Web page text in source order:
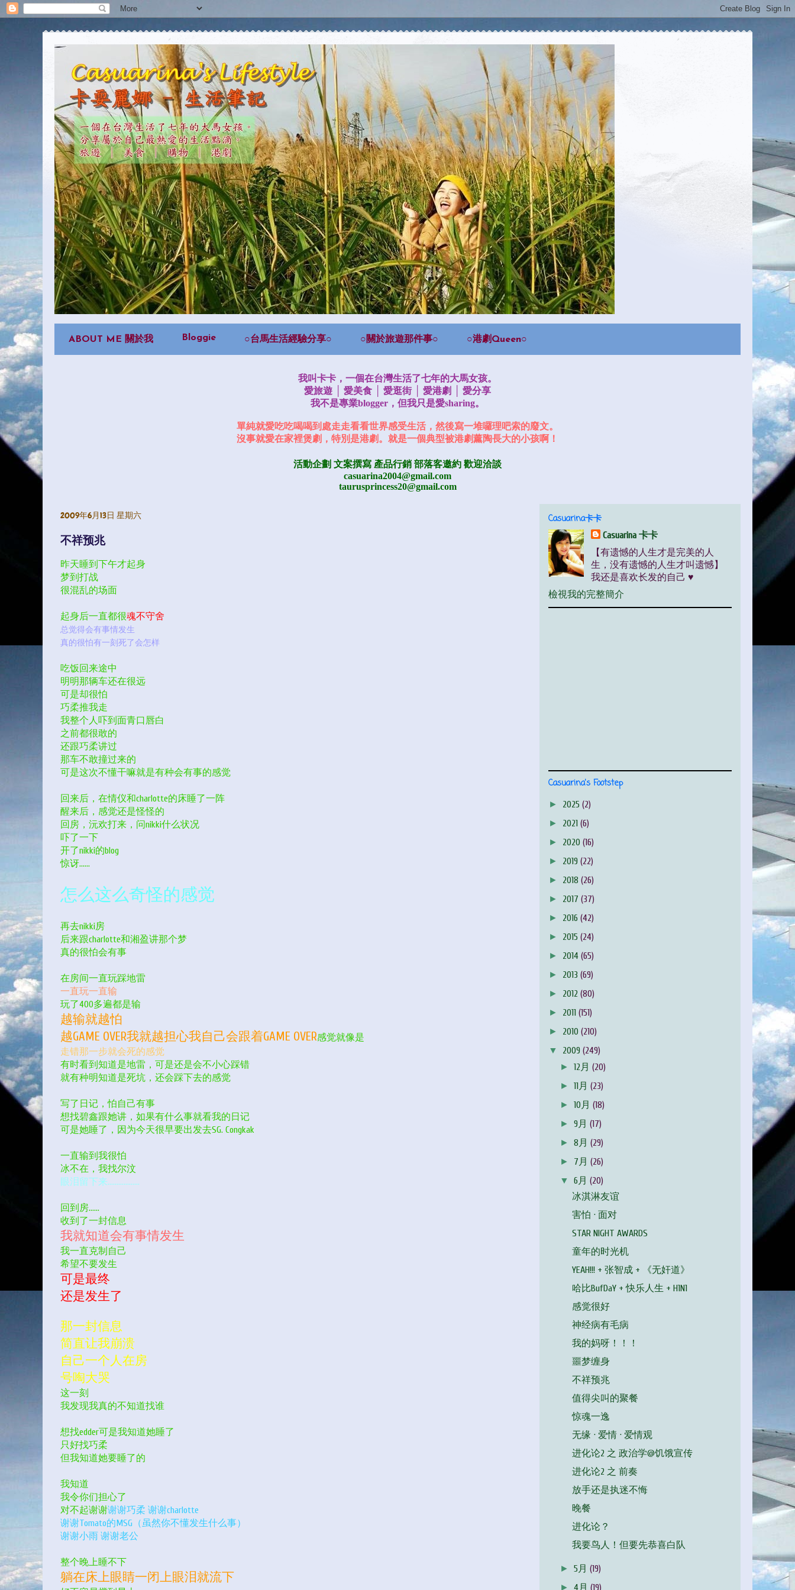
ABOUT ME 關於我 Bloggie ○台馬生活經驗分享○ ○關於旅遊那件事○ ○港劇Queen○
我叫卡卡，一個在台灣生活了七年的大馬女孩。
愛旅遊 │ 愛美食 │ 愛逛街 │ 愛港劇 │ 愛分享
我不是專業blogger，但我只是愛sharing。
單純就愛吃吃喝喝到處走走看看世界感受生活，然後寫一堆囉理吧索的廢文。
沒事就愛在家裡煲劇，特別是港劇。就是一個典型被港劇薰陶長大的小孩啊！
活動企劃 文案撰寫 產品行銷 部落客邀約 歡迎洽談
casuarina2004@gmail.com
taurusprincess20@gmail.com
2009年6月13日 星期六
不祥预兆
昨天睡到下午才起身
梦到打战
很混乱的场面
起身后一直都很魂不守舍
总觉得会有事情发生
真的很怕有一刻死了会怎样
吃饭回来途中
明明那辆车还在很远
可是却很怕
巧柔推我走
我整个人吓到面青口唇白
之前都很敢的
还跟巧柔讲过
那车不敢撞过来的
可是这次不懂干嘛就是有种会有事的感觉
回来后，在情仪和charlotte的床睡了一阵
醒来后，感觉还是怪怪的
回房，沅欢打来，问nikki什么状况
吓了一下
开了nikki的blog
惊讶……
怎么这么奇怪的感觉
再去nikki房
后来跟charlotte和湘盈讲那个梦
真的很怕会有事
在房间一直玩踩地雷
一直玩一直输
玩了400多遍都是输
越输就越怕
越GAME OVER我就越担心我自己会跟着GAME OVER感觉就像是
走错那一步就会死的感觉
有时看到知道是地雷，可是还是会不小心踩错
就有种明知道是死坑，还会踩下去的感觉
写了日记，怕自己有事
想找碧鑫跟她讲，如果有什么事就看我的日记
可是她睡了，因为今天很早要出发去SG. Congkak
一直输到我很怕
冰不在，我找尔汶
眼泪留下来………………
回到房……
收到了一封信息
我就知道会有事情发生
我一直克制自己
希望不要发生
可是最终
还是发生了
那一封信息
简直让我崩溃
自己一个人在房
号啕大哭
这一刻
我发现我真的不知道找谁
想找edder可是我知道她睡了
只好找巧柔
但我知道她要睡了的
我知道
我令你们担心了
对不起谢谢谢谢巧柔 谢谢charlotte
谢谢Tomato的MSG（虽然你不懂发生什么事）
谢谢小雨 谢谢老公
整个晚上睡不下
躺在床上眼睛一闭上眼泪就流下
Casuarina卡卡
Casuarina 卡卡
【有遗憾的人生才是完美的人
生，没有遗憾的人生才叫遗憾】
我还是喜欢长发的自己 ♥
檢視我的完整簡介
Casuarina's Footstep
► 2025 (2)
► 2021 (6)
► 2020 (16)
► 2019 (22)
► 2018 (26)
► 2017 (37)
► 2016 (42)
► 2015 (24)
► 2014 (65)
► 2013 (69)
► 2012 (80)
► 2011 (151)
► 2010 (210)
▼ 2009 (249)
►12月(20)
►11月(23)
►10月(18)
►9月(17)
►8月(29)
► 7月(26)
▼6月(20)
冰淇淋友谊
害怕 · 面对
STAR NIGHT AWARDS
童年的时光机
YEAH!!! + 张智成 + 《无奸道》
哈比BufDaY + 快乐人生 + H1N1
感觉很好
神经病有毛病
我的妈呀！！！
噩梦缠身
不祥预兆
值得尖叫的聚餐
惊魂一逸
无缘 · 爱情 · 爱情观
进化论2 之 政治学@饥饿宣传
进化论2 之 前奏
放手还是执迷不悔
晚餐
进化论？
我要鸟人！但要先恭喜白队
►5月(19)
►4月(19)